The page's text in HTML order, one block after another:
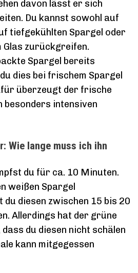
davon lässt er sich
Du kannst sowohl auf
tiefgekühlten Spargel oder
Glas zurückgreifen.
Spargel bereits
dies bei frischem Spargel
überzeugt der frische
besonders intensiven
Wie lange muss ich ihn
du für ca. 10 Minuten.
weißen Spargel
du diesen zwischen 15 bis 20
Allerdings hat der grüne
du diesen nicht schälen
kann mitgegessen